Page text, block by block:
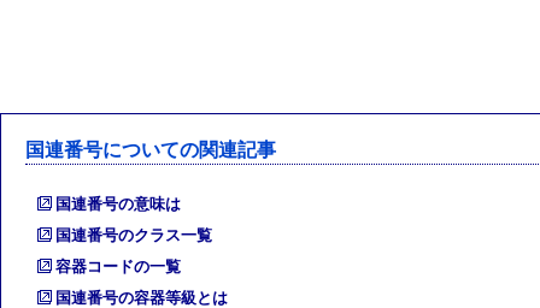
国連番号についての関連記事
国連番号の意味は
国連番号のクラス一覧
容器コードの一覧
国連番号の容器等級とは